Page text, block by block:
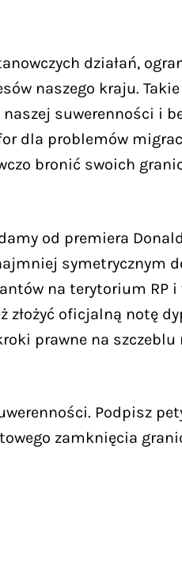
działań,
naszego kraju.
suwerenności i
dla problemów
bronić swoich
od premiera
symetrycznym
na terytorium RP
oficjalną notę
prawne na szczeblu
Podpisz
zamknięcia